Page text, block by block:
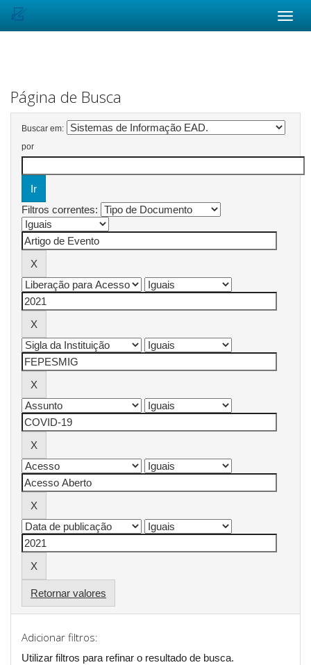
Página de Busca
Buscar em:
por
Filtros correntes:
Retornar valores
Adicionar filtros:
Utilizar filtros para refinar o resultado de busca.